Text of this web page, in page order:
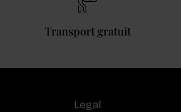
Transport gratuit
Legal